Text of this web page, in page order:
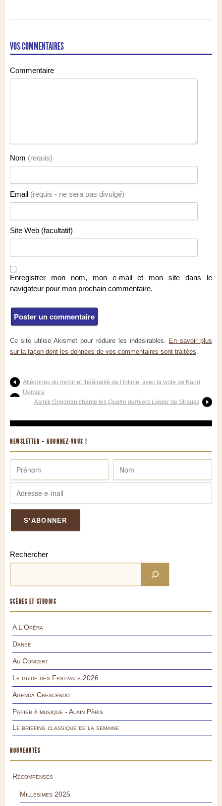
VOS COMMENTAIRES
Commentaire
Nom (requis)
Email (requis - ne sera pas divulgé)
Site Web (facultatif)
Enregistrer mon nom, mon e-mail et mon site dans le
navigateur pour mon prochain commentaire.
Ce site utilise Akismet pour réduire les indésirables. En savoir plus
sur la façon dont les données de vos commentaires sont traitées.
Allégories du miroir et théâtralité de l’intime, avec la viole de Kaori
Uemura
Asmik Grigorian chante les Quatre derniers Liederde Strauss
NEWSLETTER – ABONNEZ-VOUS !
Rechercher
SCÈNES ET STUDIOS
A L'Opéra
Danse
Au Concert
Le guide des Festivals 2026
Agenda Crescendo
Papier à musique - Alain Pâris
Le briefing classique de la semaine
NOUVEAUTÉS
Récompenses
Millésimes 2025